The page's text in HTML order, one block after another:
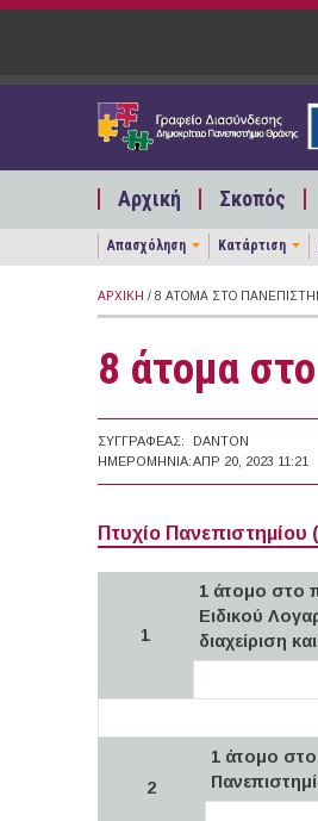
Παράκαμψη προς το κυρίως περιεχόμενο
Αρχική Σκοπός
Απασχόληση Κατάρτιση
ΑΡΧΙΚΉ / 8 ΆΤΟΜΑ ΣΤΟ
8 άτομα
ΣΥΓΓΡΑΦΈΑΣ:
DANTON
ΗΜΕΡΟΜΗΝΊΑ:ΑΠΡ 20, 2023 11:21
Πτυχίο Πανεπιστημίου
1
1 άτομο στο
Ειδικού
διαχείριση
2
1 άτομο